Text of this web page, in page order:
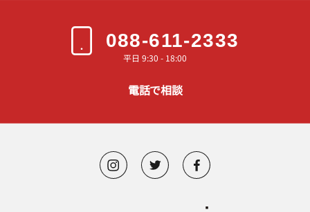
088-611-2333
平日 9:30 - 18:00
電話で相談